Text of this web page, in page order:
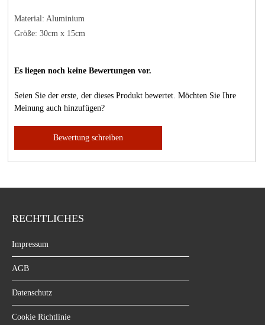
Material: Aluminium
Größe: 30cm x 15cm
Es liegen noch keine Bewertungen vor.
Seien Sie der erste, der dieses Produkt bewertet. Möchten Sie Ihre
Meinung auch hinzufügen?
Bewertung schreiben
RECHTLICHES
Impressum
AGB
Datenschutz
Cookie Richtlinie